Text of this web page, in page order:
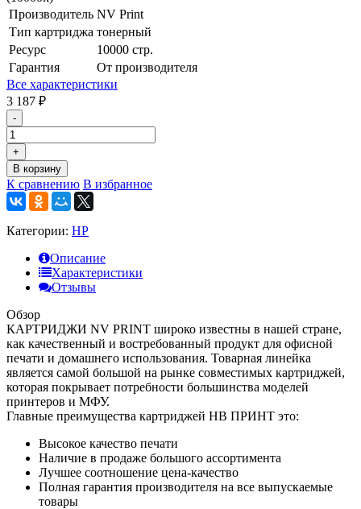
Производитель NV Print
Тип картриджа тонерный
Ресурс
10000 стр.
Гарантия
От производителя
Все характеристики
3 187 ₽
-
+
В корзину
К сравнению В избранное
Категории: HP
Описание
Характеристики
Отзывы
Обзор
КАРТРИДЖИ NV PRINT широко известны в нашей стране,
как качественный и востребованный продукт для офисной
печати и домашнего использования. Товарная линейка
является самой большой на рынке совместимых картриджей,
которая покрывает потребности большинства моделей
принтеров и МФУ.
Главные преимущества картриджей НВ ПРИНТ это:
Высокое качество печати
Наличие в продаже большого ассортимента
Лучшее соотношение цена-качество
Полная гарантия производителя на все выпускаемые
товары